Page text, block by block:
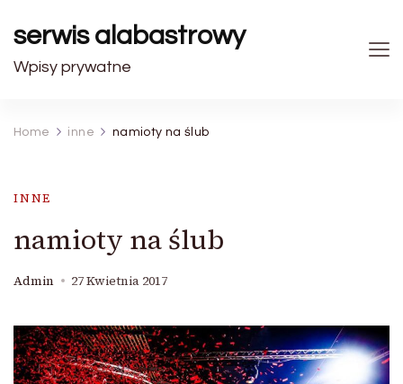
serwis alabastrowy
Wpisy prywatne
Home inne namioty na ślub
INNE
namioty na ślub
Admin 27 Kwietnia 2017